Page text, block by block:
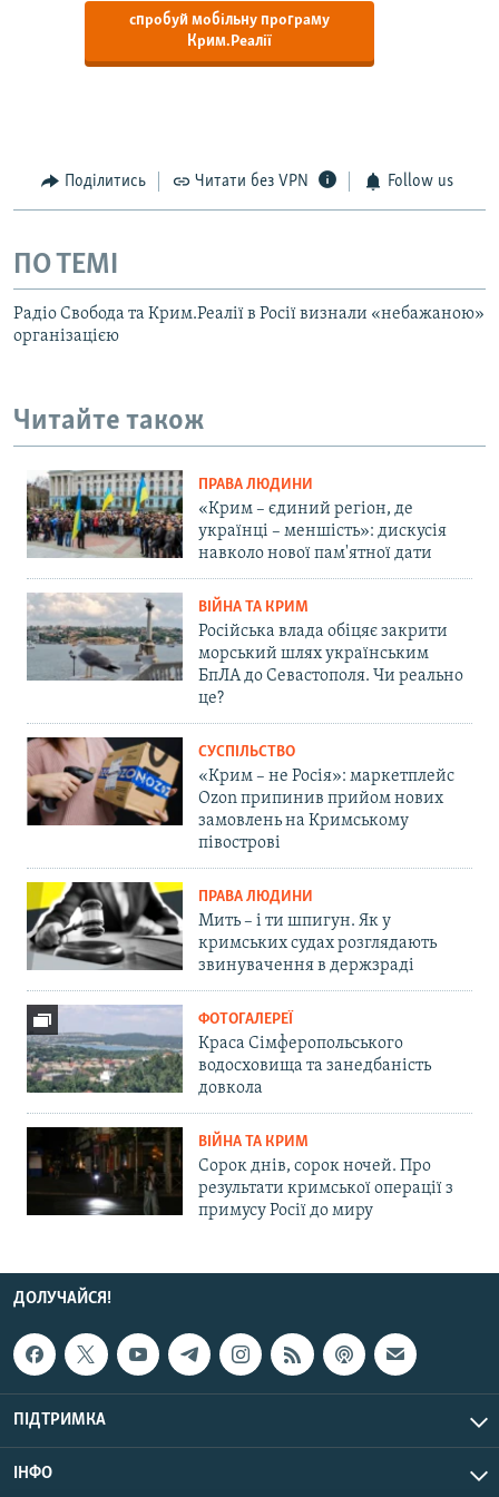
спробуй мобільну програму
Крим.Реалії
Поділитись Читати без VPN Follow us
ПО ТЕМІ
Радіо Свобода та Крим.Реалії в Росії визнали «небажаною»
організацією
Читайте також
ПРАВА ЛЮДИНИ
«Крим – єдиний регіон, де
українці – меншість»: дискусія
навколо нової пам'ятної дати
ВІЙНА ТА КРИМ
Російська влада обіцяє закрити
морський шлях українським
БпЛА до Севастополя. Чи реально
це?
СУСПІЛЬСТВО
«Крим – не Росія»: маркетплейс
Ozon припинив прийом нових
замовлень на Кримському
півострові
ПРАВА ЛЮДИНИ
Мить – і ти шпигун. Як у
кримських судах розглядають
звинувачення в держзраді
ФОТОГАЛЕРЕЇ
Краса Сімферопольського
водосховища та занедбаність
довкола
ВІЙНА ТА КРИМ
Сорок днів, сорок ночей. Про
результати кримської операції з
примусу Росії до миру
ДОЛУЧАЙСЯ!
ПІДТРИМКА
ІНФО